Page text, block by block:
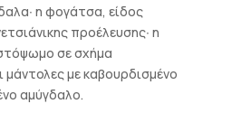
η φογάτσα, είδος
προέλευσης∙ η
σε σχήμα
μάντολες με καβουρδισμένο
αμύγδαλο.